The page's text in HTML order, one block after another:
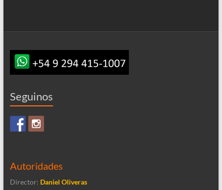
Seguinos
Autoridades
Director: Daniel Oliveras